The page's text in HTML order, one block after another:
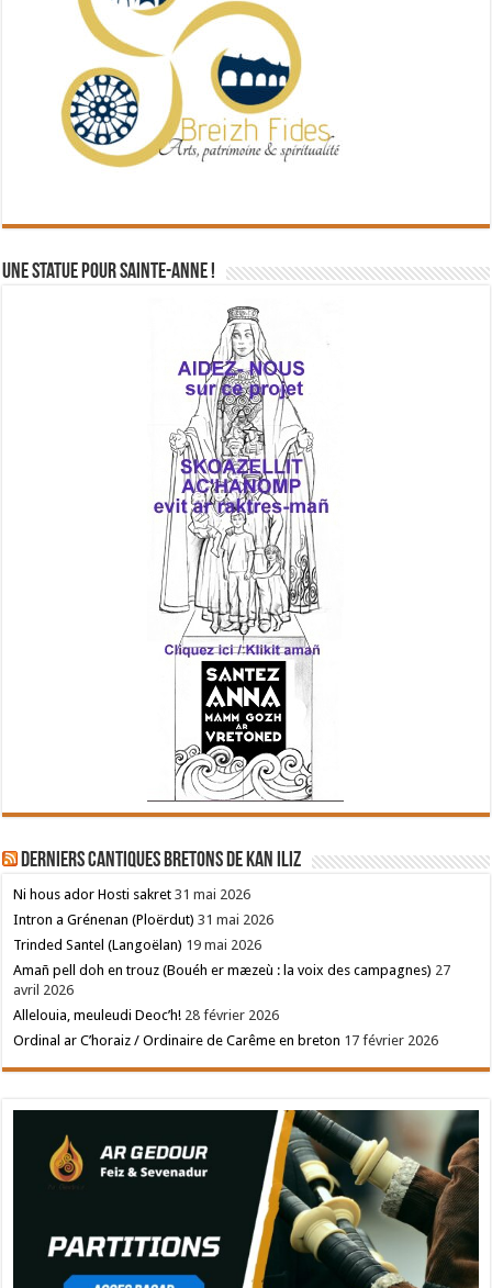
Une statue pour Sainte-Anne !
Derniers cantiques bretons de Kan Iliz
Ni hous ador Hosti sakret 31 mai 2026
Intron a Grénenan (Ploërdut) 31 mai 2026
Trinded Santel (Langoëlan) 19 mai 2026
Amañ pell doh en trouz (Bouéh er mæzeù : la voix des campagnes) 27
avril 2026
Allelouia, meuleudi Deoc’h! 28 février 2026
Ordinal ar C’horaiz / Ordinaire de Carême en breton 17 février 2026